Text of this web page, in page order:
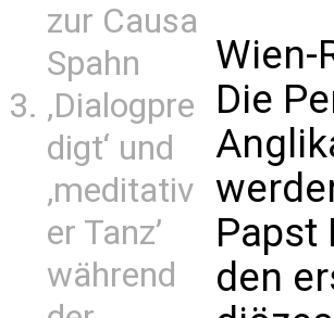
zur Causa
Spahn
‚Dialogpre
digt‘ und
‚meditativ
er Tanz’
während
Wien-
Die
Papst
den